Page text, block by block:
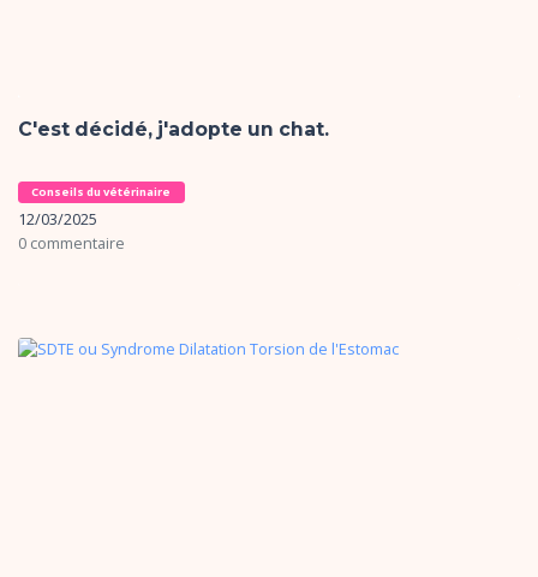
C'est décidé, j'adopte un chat.
Conseils du vétérinaire
12/03/2025
0 commentaire